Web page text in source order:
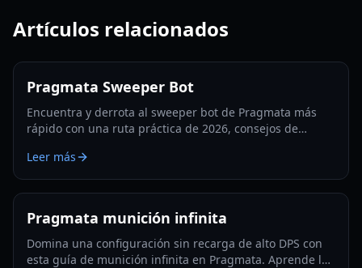
Artículos relacionados
Pragmata Sweeper Bot
Encuentra y derrota al sweeper bot de Pragmata más
rápido con una ruta práctica de 2026, consejos de
Filamento Luna.
Leer más
Pragmata munición infinita
Domina una configuración sin recarga de alto DPS con
esta guía de munición infinita en Pragmata. Aprende los